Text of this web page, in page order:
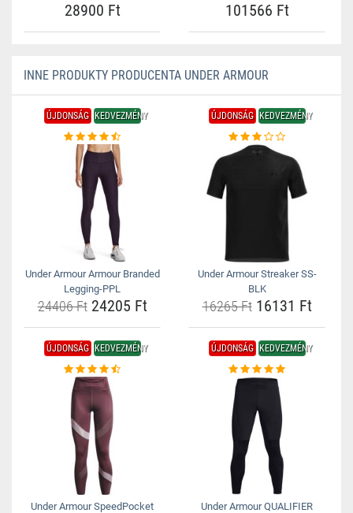
28900 Ft 101566 Ft
INNE PRODUKTY PRODUCENTA UNDER ARMOUR
ÚJDONSÁG KEDVEZMÉNY
Under Armour Armour Branded
Legging-PPL
24406 Ft24205 Ft
ÚJDONSÁG KEDVEZMÉNY
Under Armour Streaker SS-
BLK
16265 Ft16131 Ft
ÚJDONSÁG KEDVEZMÉNY
Under Armour SpeedPocket
ÚJDONSÁG KEDVEZMÉNY
Under Armour QUALIFIER